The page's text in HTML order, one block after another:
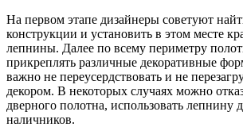
На первом этапе дизайнеры советуют
конструкции и установить в этом месте
лепнины. Далее по всему периметру
прикреплять различные декоративные
важно не переусердствовать и не
декором. В некоторых случаях можно
дверного полотна, использовать лепнину
наличников.